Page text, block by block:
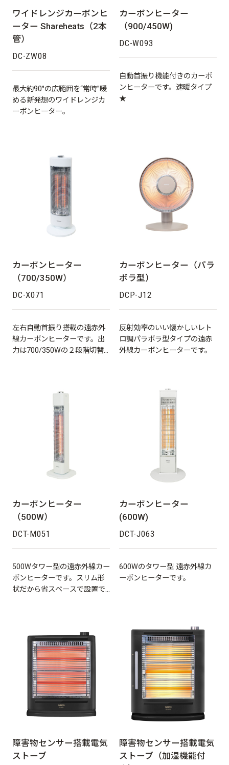
ワイドレンジカーボンヒ
ーター Shareheats（2本
管）
DC-ZW08
最大約90°の広範囲を“常時”暖
める新発想のワイドレンジカ
ーボンヒーター。
カーボンヒーター
（900/450W)
DC-W093
自動首振り機能付きのカーボ
ンヒーターです。速暖タイプ
★
カーボンヒーター
（700/350W）
DC-X071
左右自動首振り搭載の遠赤外
線カーボンヒーターです。出
力は700/350Wの２段階切替
カーボンヒーター（パラ
ボラ型）
DCP-J12
反射効率のいい懐かしいレト
ロ調パラボラ型タイプの遠赤
外線カーボンヒーターです。
カーボンヒーター
（500W）
DCT-M051
500Wタワー型の遠赤外線カー
ボンヒーターです。スリム形
状だから省スペースで設置で
カーボンヒーター
(600W)
DCT-J063
600Wのタワー型 遠赤外線カ
ーボンヒーターです。
障害物センサー搭載電気
ストーブ
障害物センサー搭載電気
ストーブ（加湿機能付